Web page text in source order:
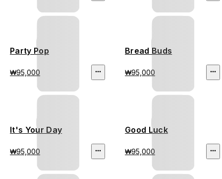
Party Pop
₩95,000
Bread Buds
₩95,000
It's Your Day
₩95,000
Good Luck
₩95,000